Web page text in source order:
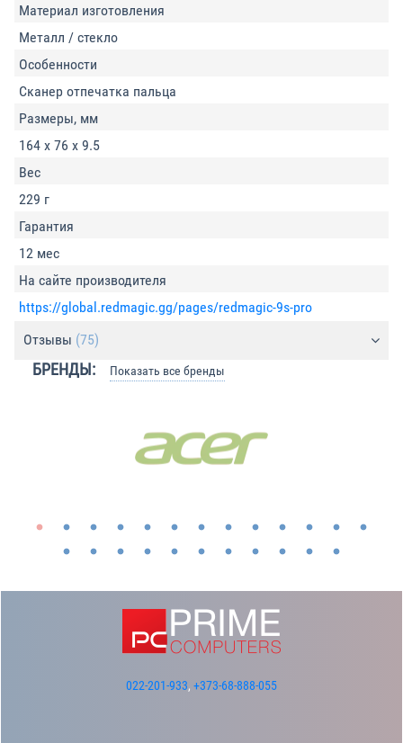
Материал изготовления
Металл / стекло
Особенности
Сканер отпечатка пальца
Размеры, мм
164 x 76 x 9.5
Вес
229 г
Гарантия
12 мес
На сайте производителя
https://global.redmagic.gg/pages/redmagic-9s-pro
Отзывы (75)
БРЕНДЫ: Показать все бренды
022-201-933, +373-68-888-055